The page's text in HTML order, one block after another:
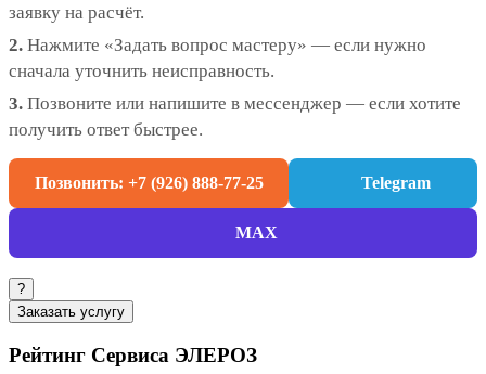
заявку на расчёт.
2. Нажмите «Задать вопрос мастеру» — если нужно
сначала уточнить неисправность.
3. Позвоните или напишите в мессенджер — если хотите
получить ответ быстрее.
Позвонить: +7 (926) 888-77-25 Telegram
MAX
?
Заказать услугу
Рейтинг Сервиса ЭЛЕРОЗ